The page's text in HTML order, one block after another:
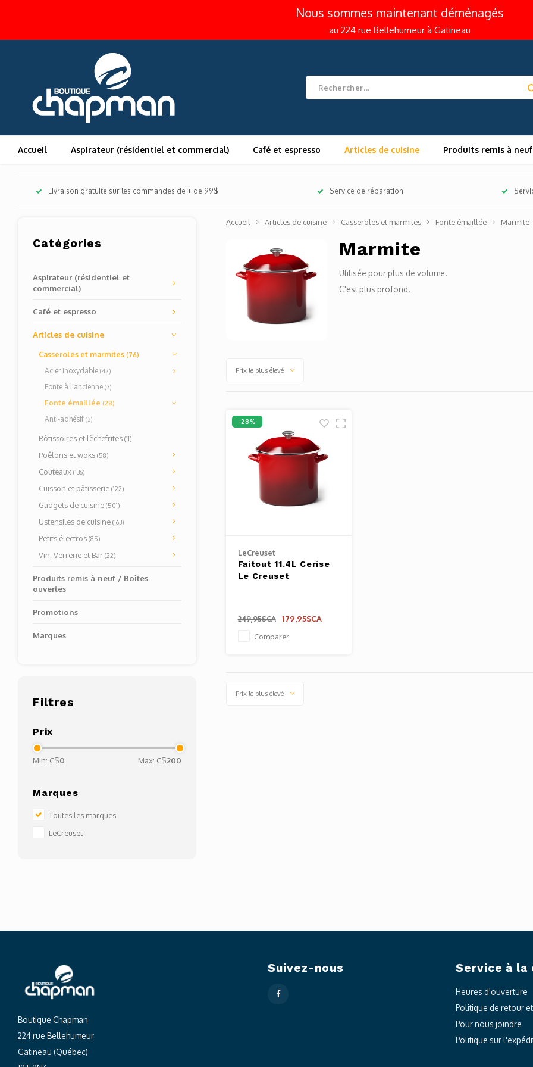
Nous sommes maintenant déménagés
au 224 rue Bellehumeur à Gatineau
Accueil Aspirateur (résidentiel et commercial) Café et espresso Articles de cuisine Produits remis à
Livraison gratuite sur les commandes de + de 99$ Service de réparation
Catégories
Aspirateur (résidentiel et
commercial)
Café et espresso
Articles de cuisine
Casseroles et marmites (76)
Acier inoxydable (42)
Fonte à l'ancienne (3)
Fonte émaillée (28)
Anti-adhésif (3)
Rôtissoires et lèchefrites (11)
Poêlons et woks (58)
Couteaux (136)
Cuisson et pâtisserie (122)
Gadgets de cuisine (501)
Ustensiles de cuisine (163)
Petits électros (85)
Vin, Verrerie et Bar (22)
Produits remis à neuf / Boîtes
ouvertes
Promotions
Marques
Filtres
Prix
Min: C$0 Max: C$200
Marques
Toutes les marques
LeCreuset
Accueil Articles de cuisine Casseroles et marmites Fonte émaillée Marmite
Marmite
Utilisée pour plus de volume.
C'est plus profond.
Prix le plus élevé
-28%
LeCreuset
Faitout 11.4L Cerise
Le Creuset
249,95$CA 179,95$CA
Comparer
Prix le plus élevé
Boutique Chapman
224 rue Bellehumeur
Gatineau (Québec)
Suivez-nous Service à
Heures d'ouverture
Politique de retour
Pour nous joindre
Politique sur